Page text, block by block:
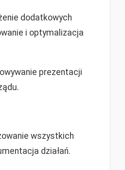
dodatkowych
i optymalizacja
prezentacji
wszystkich
działań.